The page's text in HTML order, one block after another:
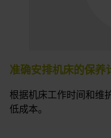
准确安排机床的保养
根据机床工作时间和维
低成本。